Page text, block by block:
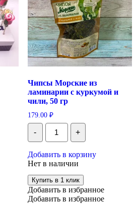
Чипсы Морские из
ламинарии с куркумой и
чили, 50 гр
179.00 ₽
-
Количество
Чипсы
Морские
ламинарии
с
куркумой
и
чили,
50
+
Добавить в корзину
Нет в наличии
Купить в 1 клик
Добавить в избранное
Добавить в избранное